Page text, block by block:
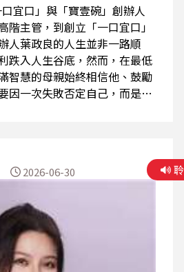
宜口」與「寶壹碗」創辦人
階主管，到創立「一口宜口」
人葉政良的人生並非一路順
跌入人生谷底，然而，在最低
智慧的母親始終相信他、鼓勵
因一次失敗否定自己，而是要
，一步步重新站穩腳步，之後
及花蓮形象商圈理事長，長期
文化與人情溫度，透過宜蘭在
，打造具有台灣特色的品牌，
。而新品牌「寶壹碗」結合AI
2026-06-30